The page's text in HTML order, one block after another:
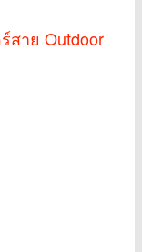
สาย Outdoor